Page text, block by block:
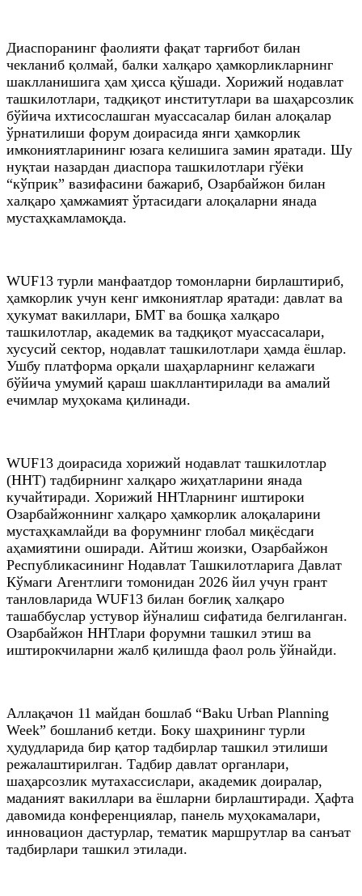
Диаспоранинг фаолияти фақат тарғибот билан
чекланиб қолмай, балки халқаро ҳамкорликларнинг
шаклланишига ҳам ҳисса қўшади. Хорижий нодавлат
ташкилотлари, тадқиқот институтлари ва шаҳарсозлик
бўйича ихтисослашган муассасалар билан алоқалар
ўрнатилиши форум доирасида янги ҳамкорлик
имкониятларининг юзага келишига замин яратади. Шу
нуқтаи назардан диаспора ташкилотлари гўёки
“кўприк” вазифасини бажариб, Озарбайжон билан
халқаро ҳамжамият ўртасидаги алоқаларни янада
мустаҳкамламоқда.
WUF13 турли манфаатдор томонларни бирлаштириб,
ҳамкорлик учун кенг имкониятлар яратади: давлат ва
ҳукумат вакиллари, БМТ ва бошқа халқаро
ташкилотлар, академик ва тадқиқот муассасалари,
хусусий сектор, нодавлат ташкилотлари ҳамда ёшлар.
Ушбу платформа орқали шаҳарларнинг келажаги
бўйича умумий қараш шакллантирилади ва амалий
ечимлар муҳокама қилинади.
WUF13 доирасида хорижий нодавлат ташкилотлар
(ННТ) тадбирнинг халқаро жиҳатларини янада
кучайтиради. Хорижий ННТларнинг иштироки
Озарбайжоннинг халқаро ҳамкорлик алоқаларини
мустаҳкамлайди ва форумнинг глобал миқёсдаги
аҳамиятини оширади. Айтиш жоизки, Озарбайжон
Республикасининг Нодавлат Ташкилотларига Давлат
Кўмаги Агентлиги томонидан 2026 йил учун грант
танловларида WUF13 билан боғлиқ халқаро
ташаббуслар устувор йўналиш сифатида белгиланган.
Озарбайжон ННТлари форумни ташкил этиш ва
иштирокчиларни жалб қилишда фаол роль ўйнайди.
Аллақачон 11 майдан бошлаб “Baku Urban Planning
Week” бошланиб кетди. Боку шаҳрининг турли
ҳудудларида бир қатор тадбирлар ташкил этилиши
режалаштирилган. Тадбир давлат органлари,
шаҳарсозлик мутахассислари, академик доиралар,
маданият вакиллари ва ёшларни бирлаштиради. Ҳафта
давомида конференциялар, панель муҳокамалари,
инновацион дастурлар, тематик маршрутлар ва санъат
тадбирлари ташкил этилади.